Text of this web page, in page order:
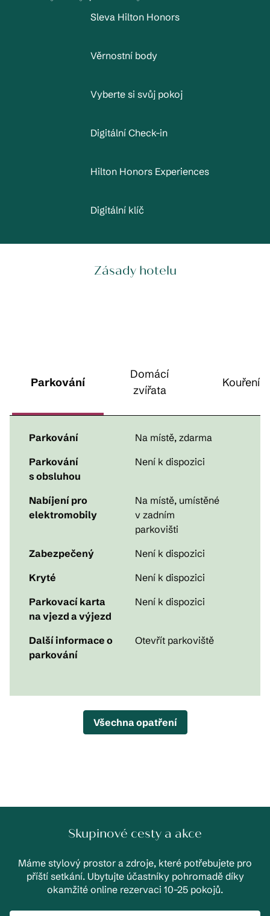
Sleva Hilton Honors
Věrnostní body
Vyberte si svůj pokoj
Digitální Check-in
Hilton Honors Experiences
Digitální klíč
Zásady hotelu
Parkování
Domácí
zvířata
Kouření
Parkování Na místě, zdarma
Parkování
s obsluhou
Není k dispozici
Nabíjení pro
elektromobily
Na místě, umístěné
v zadním
parkovišti
Zabezpečený
Není k dispozici
Kryté
Není k dispozici
Parkovací karta
na vjezd a výjezd
Není k dispozici
Další informace o
parkování
Otevřít parkoviště
Všechna opatření
Skupinové cesty a akce
Máme stylový prostor a zdroje, které potřebujete pro
příští setkání. Ubytujte účastníky pohromadě díky
okamžité online rezervaci 10–25 pokojů.